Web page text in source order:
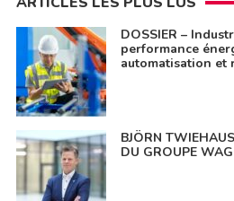
DOSSIER –
performance
automatisation et
BJÖRN
DU GROUPE